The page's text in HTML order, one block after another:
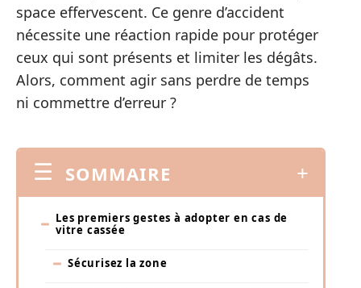
space effervescent. Ce genre d’accident
nécessite une réaction rapide pour protéger
ceux qui sont présents et limiter les dégâts.
Alors, comment agir sans perdre de temps
ni commettre d’erreur ?
SOMMAIRE
Les premiers gestes à adopter en cas de
vitre cassée
Sécurisez la zone